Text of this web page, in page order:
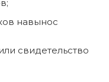
навынос
свидетельство